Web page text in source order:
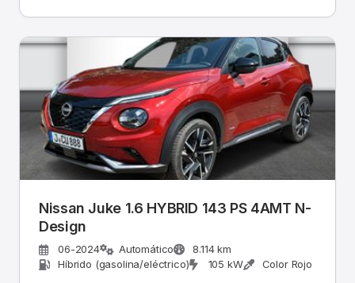
Nissan Juke 1.6 HYBRID 143 PS 4AMT N-
Design
06-2024 Automático
8.114 km
Híbrido (gasolina/eléctrico)
105 kW Color Rojo